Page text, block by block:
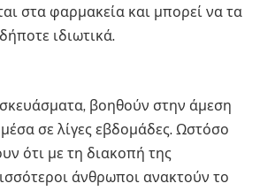
στα φαρμακεία και μπορεί να τα
ιδιωτικά.
βοηθούν στην άμεση
σε λίγες εβδομάδες. Ωστόσο
ότι με τη διακοπή της
άνθρωποι ανακτούν το